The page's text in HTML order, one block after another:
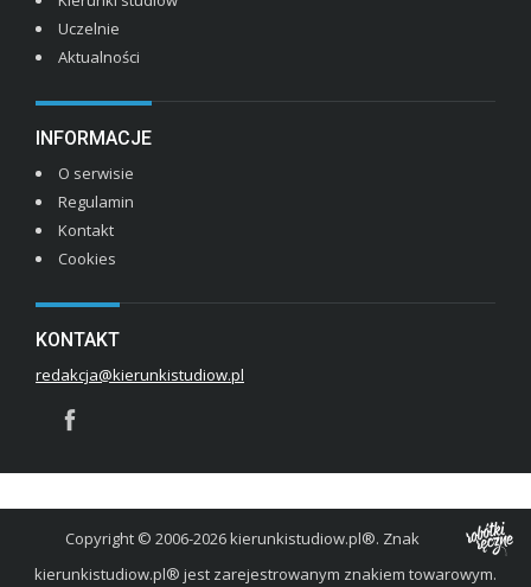
Uczelnie
Aktualności
INFORMACJE
O serwisie
Regulamin
Kontakt
Cookies
KONTAKT
redakcja@kierunkistudiow.pl
Copyright © 2006-2026 kierunkistudiow.pl®. Znak
kierunkistudiow.pl® jest zarejestrowanym znakiem towarowym.